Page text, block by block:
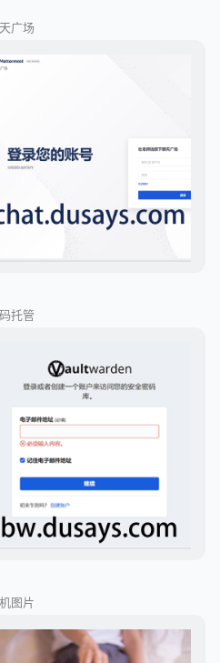
广场
托管
图片